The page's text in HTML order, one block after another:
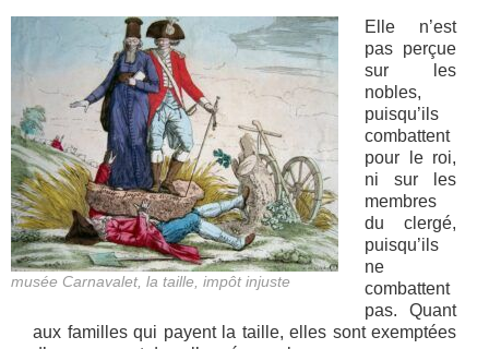
musée Carnavalet, la taille, impôt injuste
Elle n’est
pas perçue
sur les
nobles,
puisqu’ils
combattent
pour le roi,
ni sur les
membres
du clergé,
puisqu’ils
ne
combattent
pas. Quant
aux familles qui payent la taille, elles sont exemptées